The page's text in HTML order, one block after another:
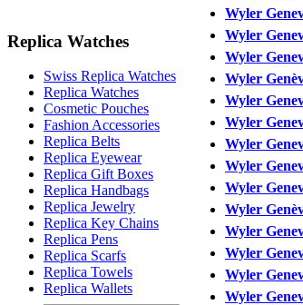
Replica Watches
Swiss Replica Watches
Replica Watches
Cosmetic Pouches
Fashion Accessories
Replica Belts
Replica Eyewear
Replica Gift Boxes
Replica Handbags
Replica Jewelry
Replica Key Chains
Replica Pens
Replica Scarfs
Replica Towels
Replica Wallets
Wyler
Wyler
Wyler
Wyler
Wyler
Wyler
Wyler
Wyler
Wyler
Wyler
Wyler
Wyler
Wyler
Wyler